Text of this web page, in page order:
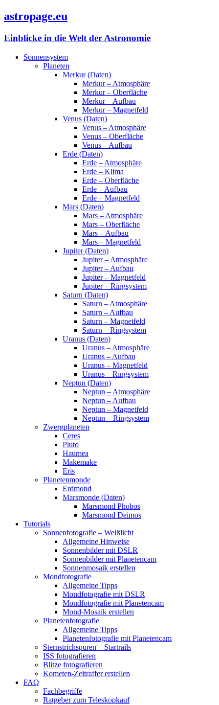
astropage.eu
Einblicke in die Welt der Astronomie
Sonnensystem
Planeten
Merkur (Daten)
Merkur – Atmosphäre
Merkur – Oberfläche
Merkur – Aufbau
Merkur – Magnetfeld
Venus (Daten)
Venus – Atmosphäre
Venus – Oberfläche
Venus – Aufbau
Erde (Daten)
Erde – Atmosphäre
Erde – Klima
Erde – Oberfläche
Erde – Aufbau
Erde – Magnetfeld
Mars (Daten)
Mars – Atmosphäre
Mars – Oberfläche
Mars – Aufbau
Mars – Magnetfeld
Jupiter (Daten)
Jupiter – Atmosphäre
Jupiter – Aufbau
Jupiter – Magnetfeld
Jupiter – Ringsystem
Saturn (Daten)
Saturn – Atmosphäre
Saturn – Aufbau
Saturn – Magnetfeld
Saturn – Ringsystem
Uranus (Daten)
Uranus – Atmosphäre
Uranus – Aufbau
Uranus – Magnetfeld
Uranus – Ringsystem
Neptun (Daten)
Neptun – Atmosphäre
Neptun – Aufbau
Neptun – Magnetfeld
Neptun – Ringsystem
Zwergplaneten
Ceres
Pluto
Haumea
Makemake
Eris
Planetenmonde
Erdmond
Marsmonde (Daten)
Marsmond Phobos
Marsmond Deimos
Tutorials
Sonnenfotografie – Weißlicht
Allgemeine Hinweise
Sonnenbilder mit DSLR
Sonnenbilder mit Planetencam
Sonnenmosaik erstellen
Mondfotografie
Allgemeine Tipps
Mondfotografie mit DSLR
Mondfotografie mit Planetencam
Mond-Mosaik erstellen
Planetenfotografie
Allgemeine Tipps
Planetenfotografie mit Planetencam
Sternstrichspuren – Startrails
ISS fotografieren
Blitze fotografieren
Kometen-Zeitraffer erstellen
FAQ
Fachbegriffe
Ratgeber zum Teleskopkauf